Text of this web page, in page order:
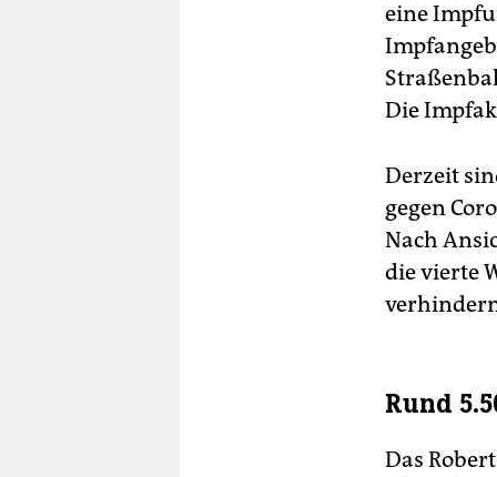
eine
Die
Derzeit
gegen
Nach
die vierte
Rund
Das